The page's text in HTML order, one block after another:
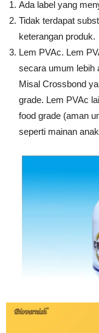
Ada label yang
Tidak terdapat
keterangan produk.
Lem PVAc. Lem
secara umum lebih
Misal Crossbond
grade. Lem PVAc
food grade (aman
seperti mainan